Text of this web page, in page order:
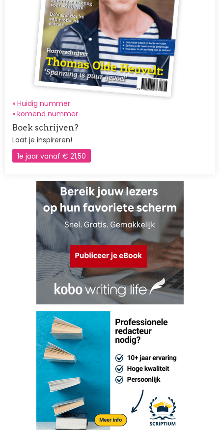
» Huidig nummer
» komend nummer
Boek schrijven?
Laat je inspireren!
1e jaar vanaf € 21,50